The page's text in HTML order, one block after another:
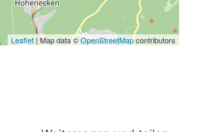
Leaflet| Map data ©OpenStreetMapcontributors